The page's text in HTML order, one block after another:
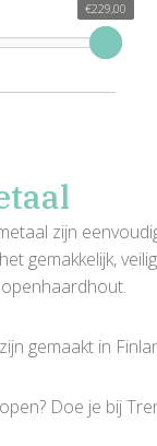
€229,00
€229,00
zijn
gemakkelijk,
gemaakt in
Doe je bij